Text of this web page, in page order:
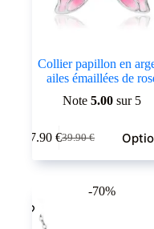
Collier papillon en
ailes émaillées de
Note5.00 sur 5
39.90€
Le
prix
17.90€Le
prix
produit
options
-70%